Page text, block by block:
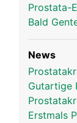
Prostata-
Bald
News
Gutartige
Erstmals